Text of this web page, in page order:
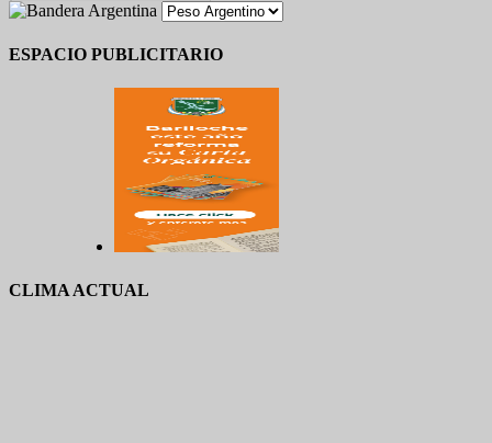
ESPACIO PUBLICITARIO
CLIMA ACTUAL